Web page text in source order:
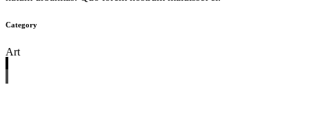
Category
Art